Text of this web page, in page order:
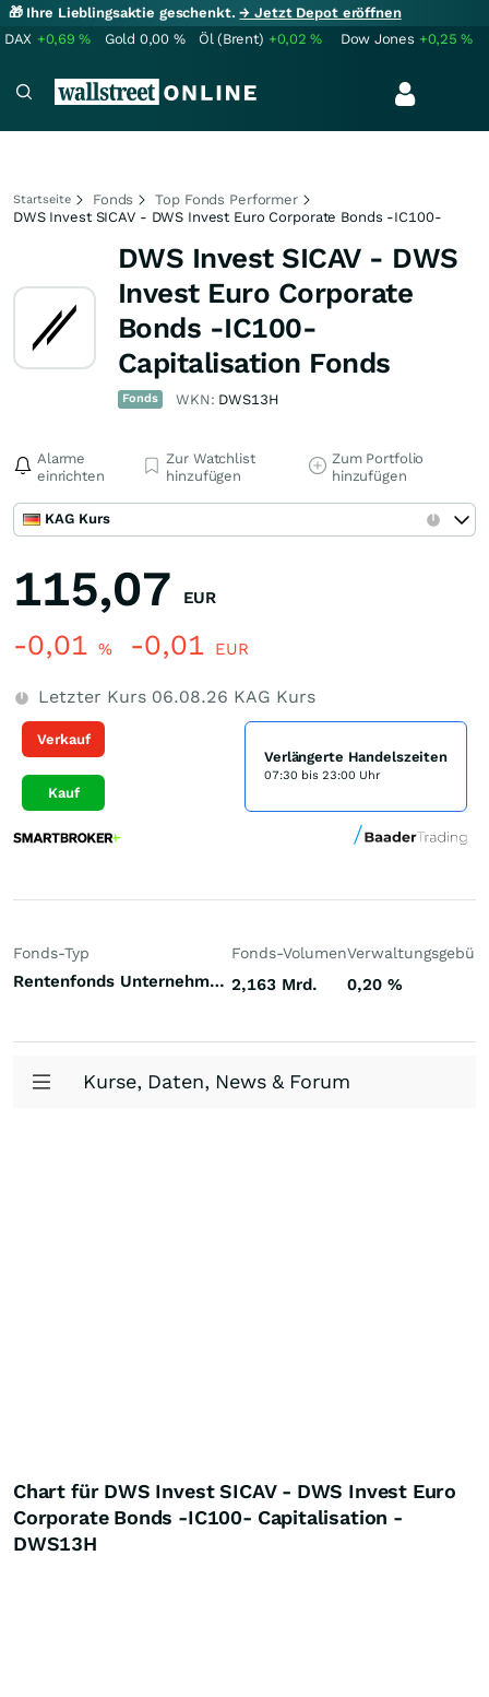
🎁 Ihre Lieblingsaktie geschenkt.→ Jetzt Depot eröffnen
DAX +0,69% Gold 0,00 % Öl (Brent) +0,02% Dow Jones +0,25%
Startseite Fonds
Top Fonds Performer
DWS Invest SICAV - DWS Invest Euro Corporate Bonds -IC100-
DWS Invest SICAV - DWS
Invest Euro Corporate
Bonds -IC100-
Capitalisation Fonds
Fonds WKN: DWS13H
Alarme
einrichten
Zur Watchlist
hinzufügen
Zum Portfolio
hinzufügen
KAG Kurs
115,07 EUR
-0,01 % -0,01 EUR
Letzter Kurs 06.08.26 KAG Kurs
Verkauf
Kauf
Verlängerte Handelszeiten
07:30 bis 23:00 Uhr
Fonds-Typ
Rentenfonds Unternehmensanleihen Investment Grade Welt Euro
Fonds-Volumen
2,163 Mrd. 0,20 %
Kurse, Daten, News & Forum
Chart für DWS Invest SICAV - DWS Invest Euro
Corporate Bonds -IC100- Capitalisation -
DWS13H